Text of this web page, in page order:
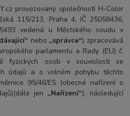
provozovaný společností H-Color
115/213, Praha 4, IČ 25058436,
vedená u Městského soudu v
nebo „správce“) zpracovává
parlamentu a Rady (EU) č.
fyzických osob v souvislosti se
údajů a o volném pohybu těchto
95/46/ES (obecné nařízení o
jen „Nařízení“), následující